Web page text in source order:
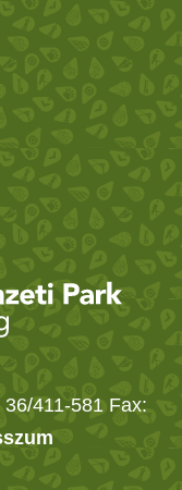
411-581 Fax: